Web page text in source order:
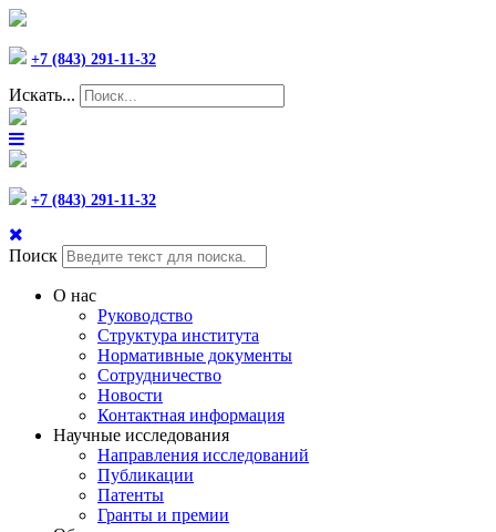
+7 (843) 291-11-32
Искать...
+7 (843) 291-11-32
Поиск
О нас
Руководство
Структура института
Нормативные документы
Сотрудничество
Новости
Контактная информация
Научные исследования
Направления исследований
Публикации
Патенты
Гранты и премии